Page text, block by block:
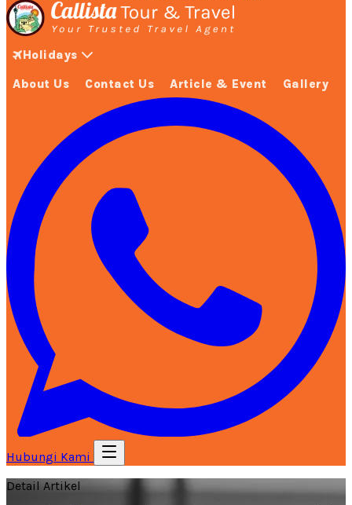
Holidays
About Us Contact Us Article & Event Gallery
Hubungi Kami
Detail Artikel